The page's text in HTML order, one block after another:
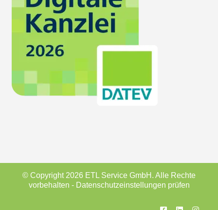
© Copyright 2026 ETL Service GmbH. Alle Rechte
vorbehalten - Datenschutzeinstellungen prüfen